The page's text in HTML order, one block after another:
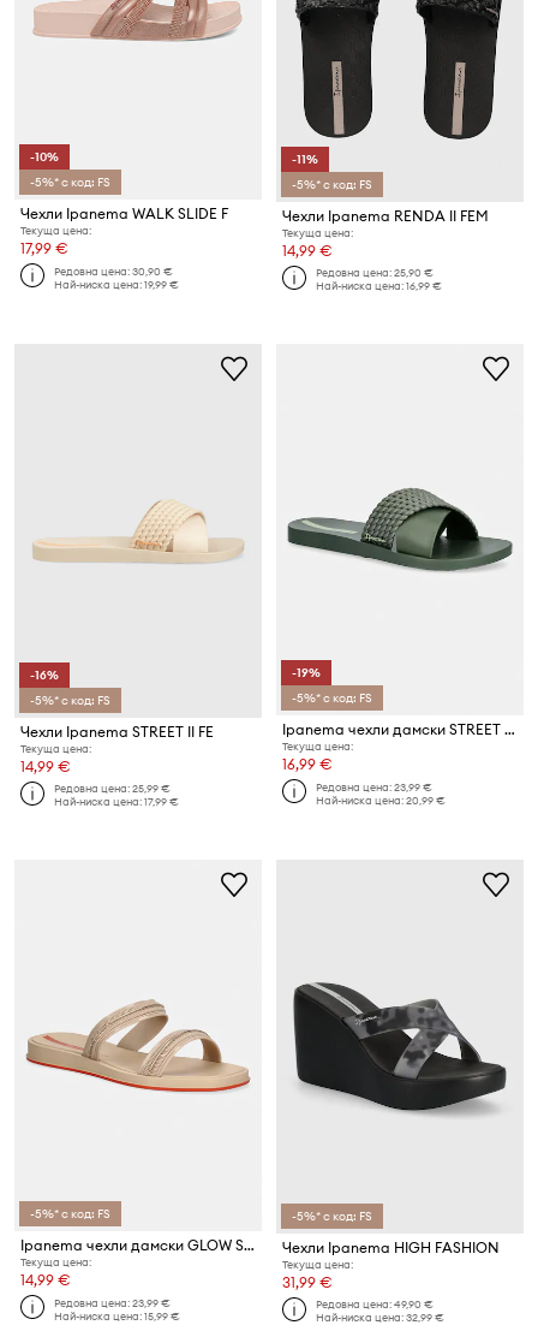
-10%
-5%* с код: FS
Чехли Ipanema WALK SLIDE F
Текуща цена:
17,99 €
Редовна цена:30,90 €
Най-ниска цена:19,99 €
-11%
-5%* с код: FS
Чехли Ipanema RENDA II FEM
Текуща цена:
14,99 €
Редовна цена:25,90 €
Най-ниска цена:16,99 €
-16%
-5%* с код: FS
Чехли Ipanema STREET II FE
Текуща цена:
14,99 €
Редовна цена:25,99 €
Най-ниска цена:17,99 €
-19%
-5%* с код: FS
Ipanema чехли дамски STREET II FE
Текуща цена:
16,99 €
Редовна цена:23,99 €
Най-ниска цена:20,99 €
-5%* с код: FS
Ipanema чехли дамски GLOW SLIDE A
Текуща цена:
14,99 €
Редовна цена:23,99 €
Най-ниска цена:15,99 €
-5%* с код: FS
Чехли Ipanema HIGH FASHION
Текуща цена:
31,99 €
Редовна цена:49,90 €
Най-ниска цена:32,99 €